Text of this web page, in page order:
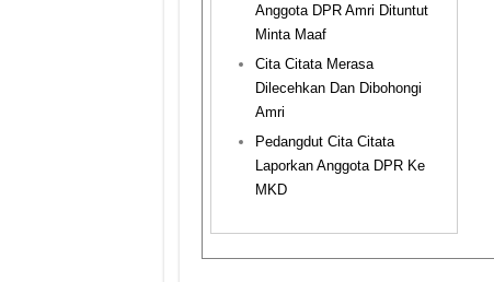
Anggota DPR Amri Dituntut
Minta Maaf
Cita Citata Merasa
Dilecehkan Dan Dibohongi
Amri
Pedangdut Cita Citata
Laporkan Anggota DPR Ke
MKD